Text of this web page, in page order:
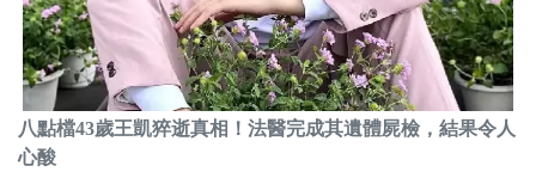
八點檔43歲王凱猝逝真相！法醫完成其遺體屍檢，結果令人
心酸